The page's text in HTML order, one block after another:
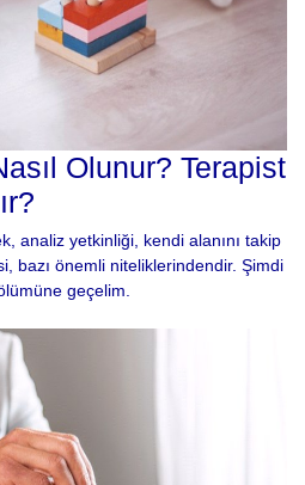
Olunur? Terapist
analiz yetkinliği, kendi alanını takip
bazı önemli niteliklerindendir. Şimdi
geçelim.